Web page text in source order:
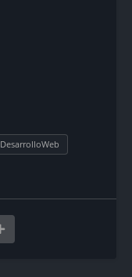
DesarrolloWeb